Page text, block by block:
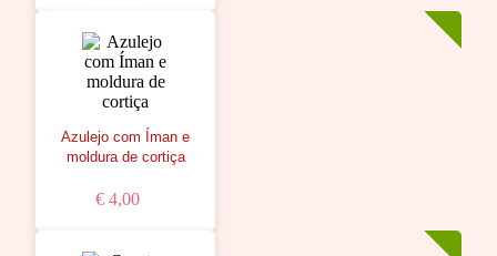
Azulejo com Íman e
moldura de cortiça
€ 4,00